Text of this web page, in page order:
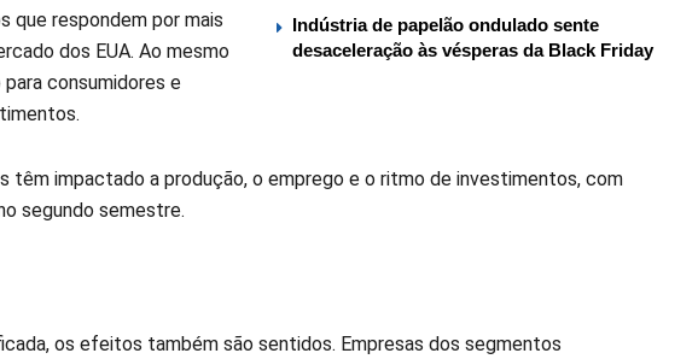
Indústria de papelão ondulado sente
desaceleração às vésperas da Black Friday
respondem por mais
dos EUA. Ao mesmo
consumidores e
têm impactado a produção, o emprego e o ritmo de investimentos, com
segundo semestre.
os efeitos também são sentidos. Empresas dos segmentos